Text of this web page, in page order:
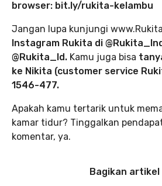
browser: bit.ly/rukita-kelambu
Jangan lupa kunjungi
Instagram Rukita di
@Rukita_Id. Kamu juga bisa
ke Nikita (customer service
1546-477.
Apakah kamu tertarik untuk
kamar tidur? Tinggalkan
komentar, ya.
Bagikan artikel